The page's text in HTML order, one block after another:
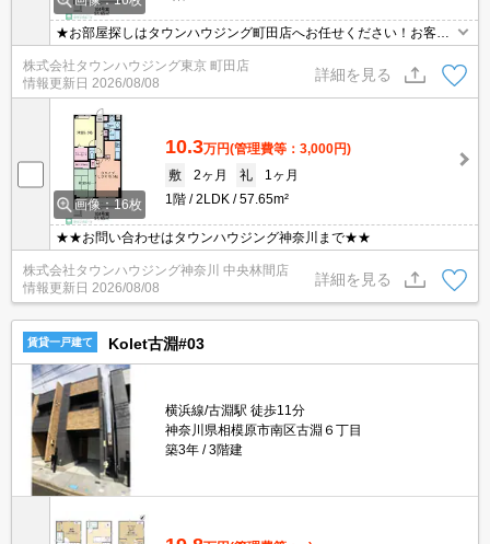
★お部屋探しはタウンハウジング町田店へお任せください！お客様
のご条件にピッタリなお部屋をご紹介可能です！！お引越しのプロ
が精一杯お手伝いさせていただきます！！★
株式会社タウンハウジング東京 町田店
情報更新日 2026/08/08
詳細を見る
画像：16枚
10.3万円(管理費等：3,000円)
敷
2ヶ月 礼
1ヶ月
1階
2LDK 57.65m²
★★お問い合わせはタウンハウジング神奈川まで★★
株式会社タウンハウジング神奈川 中央林間店
情報更新日 2026/08/08
詳細を見る
賃貸一戸建て Kolet古淵#03
横浜線/古淵駅 徒歩11分
神奈川県相模原市南区古淵６丁目
築3年
3階建